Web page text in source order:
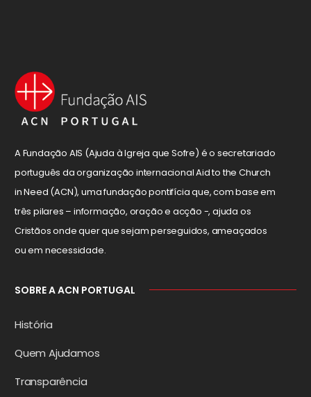
A Fundação AIS (Ajuda à Igreja que Sofre) é o secretariado
português da organização internacional Aid to the Church
in Need (ACN), uma fundação pontifícia que, com base em
três pilares – informação, oração e acção -, ajuda os
Cristãos onde quer que sejam perseguidos, ameaçados
ou em necessidade.
SOBRE A ACN PORTUGAL
História
Quem Ajudamos
Transparência